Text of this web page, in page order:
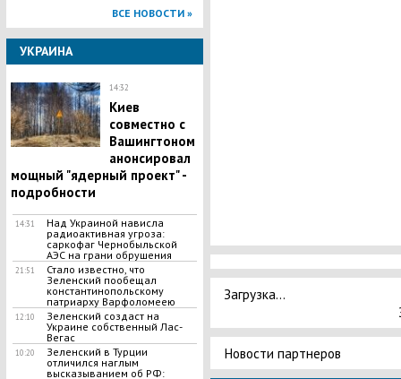
ВСЕ НОВОСТИ »
УКРАИНА
14:32
Киев
совместно с
Вашингтоном
анонсировал
мощный "ядерный проект" -
подробности
14:31
Над Украиной нависла
радиоактивная угроза:
саркофаг Чернобыльской
АЭС на грани обрушения
21:51
Стало известно, что
Зеленский пообещал
константинопольскому
патриарху Варфоломеею
12:10
​Зеленский создаст на
Украине собственный Лас-
Вегас
10:20
Зеленский в Турции
отличился наглым
высказыванием об РФ:
Загрузка...
Новости партнеров